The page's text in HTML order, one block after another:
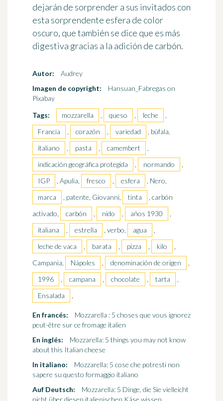
dejarán de sorprender a sus invitados con
esta sorprendente esfera de color
oscuro, que también se dice que es más
digestiva gracias a la adición de carbón.
Autor:
Audrey
Imagen de copyright:
Hansuan_Fabregas on
Pixabay
Tags:
mozzarella , queso , leche
,
Francia
, corazón , variedad
, búfala,
italiano
, pasta , camembert
,
indicación geográfica protegida
, normando
,
IGP
, Apulia, fresco , esfera
, Nero,
marca
, patente, Giovanni, tinta
, carbón
activado,
carbón , nido , años 1930
,
italiana
, estrella , verbo, agua
,
leche de vaca
, barata , pizza , kilo
,
Campania,
Nápoles , denominación de origen
,
1996
, campana , chocolate , tarta
,
Ensalada
,
En francés:
Mozzarella : 5 choses que vous ignorez
peut-être sur ce fromage italien
En inglés:
Mozzarella: 5 things you may not know
about this Italian cheese
In italiano:
Mozzarella: 5 cose che potresti non
sapere su questo formaggio italiano
Auf Deutsch:
Mozzarella: 5 Dinge, die Sie vielleicht